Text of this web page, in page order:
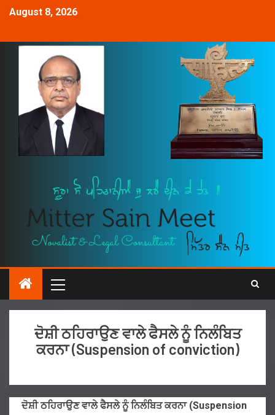
August 8, 2026
ਦੋਸ਼ੀ ਠਹਿਰਾਉਣ ਵਾਲੇ ਫੈਸਲੇ ਨੂੰ ਨਿਲੰਬਿਤ
ਕਰਨਾ (Suspension of conviction)
ਦੋਸ਼ੀ ਠਹਿਰਾਉਣ ਵਾਲੇ ਫੈਸਲੇ ਨੂੰ ਨਿਲੰਬਿਤ ਕਰਨਾ (Suspension